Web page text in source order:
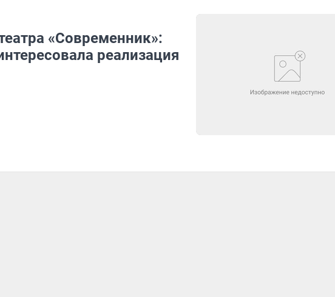
«Современник»:
реализация